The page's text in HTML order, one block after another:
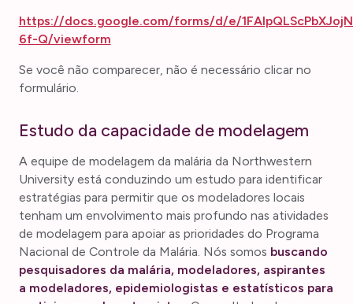
https://docs.google.com/forms/d/e/
6f-Q/viewform
Se você não comparecer, não é necessário clicar no
formulário.
Estudo da capacidade de modelagem
A equipe de modelagem da malária da Northwestern
University está conduzindo um estudo para identificar
estratégias para permitir que os modeladores locais
tenham um envolvimento mais profundo nas atividades
de modelagem para apoiar as prioridades do Programa
Nacional de Controle da Malária. Nós somos buscando
pesquisadores da malária, modeladores, aspirantes
a modeladores, epidemiologistas e estatísticos para